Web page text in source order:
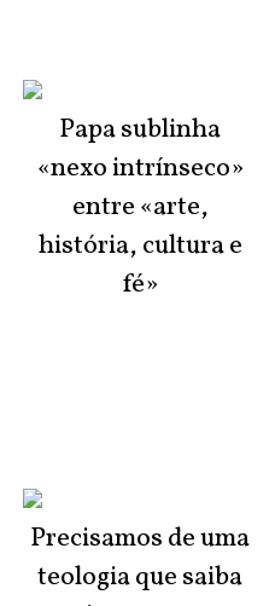
Papa sublinha
«nexo intrínseco»
entre «arte,
história, cultura e
fé»
Precisamos de uma
teologia que saiba